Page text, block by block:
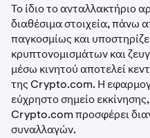
Το ίδιο το ανταλλακτήριο
διαθέσιμα στοιχεία, πάνω
παγκοσμίως και
κρυπτονομισμάτων και
μέσω κινητού αποτελεί
της Crypto.com. Η
εύχρηστο σημείο
Crypto.com προσφέρει
συναλλαγών.